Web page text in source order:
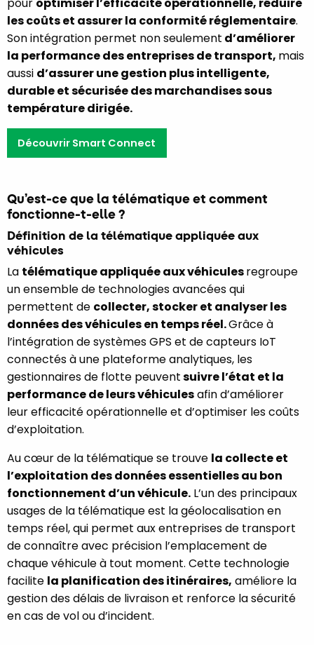
les coûts et assurer la conformité réglementaire.
Son intégration permet non seulement d’améliorer
la performancedes entreprises de transport, mais
aussi d’assurer une gestion plus intelligente,
durable et sécurisée des marchandises sous
température dirigée.
Découvrir Smart Connect
Qu’est-ce que la télématique et comment
fonctionne-t-elle ?
Définition de la télématique appliquée aux
véhicules
La télématique appliquée aux véhiculesregroupe
un ensemble de technologies avancées qui
permettent de collecter, stocker et analyser les
données des véhicules en temps réel.Grâce à
l’intégration de systèmes GPS et de capteurs IoT
connectés à une plateforme analytiques, les
gestionnaires de flotte peuventsuivre l’état et la
performance de leurs véhiculesafin d’améliorer
leur efficacité opérationnelle et d’optimiser les coûts
d’exploitation.
Au cœur de la télématique se trouve la collecte et
l’exploitation des données essentielles au bon
fonctionnement d’un véhicule. L’un des principaux
usages de la télématique est la géolocalisation en
temps réel, qui permet aux entreprises de transport
de connaître avec précision l’emplacement de
chaque véhicule à tout moment. Cette technologie
facilite la planification des itinéraires, améliore la
gestion des délais de livraison et renforce la sécurité
en cas de vol ou d’incident.